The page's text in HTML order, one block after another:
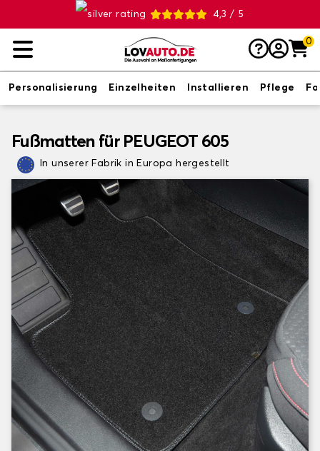
4,3 / 5
0
Personalisierung Einzelheiten Installieren Pflege
Fußmatten für PEUGEOT 605
In unserer Fabrik in Europa hergestellt